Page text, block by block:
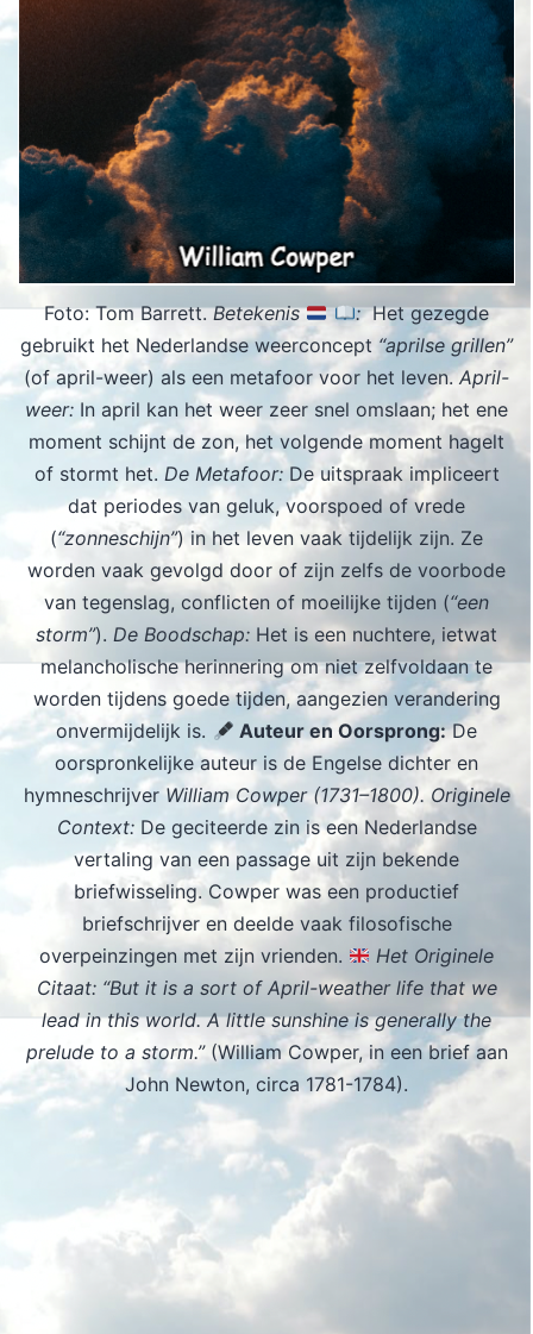
Foto: Tom Barrett.Betekenis :Het gezegde
gebruikt het Nederlandse weerconcept “aprilse grillen”
(of april-weer) als een metafoor voor het leven.April-
weer: In april kan het weer zeer snel omslaan; het ene
moment schijnt de zon, het volgende moment hagelt
of stormt het. De Metafoor:De uitspraak impliceert
dat periodes van geluk, voorspoed of vrede
(“zonneschijn”) in het leven vaak tijdelijk zijn. Ze
worden vaak gevolgd door of zijn zelfs de voorbode
van tegenslag, conflicten of moeilijke tijden (“een
storm”). De Boodschap: Het is een nuchtere, ietwat
melancholische herinnering om niet zelfvoldaan te
worden tijdens goede tijden, aangezien verandering
onvermijdelijk is.
Auteur en Oorsprong:De
oorspronkelijke auteur is de Engelse dichter en
hymneschrijver William Cowper (1731–1800). Originele
Context:De geciteerde zin is een Nederlandse
vertaling van een passage uit zijn bekende
briefwisseling. Cowper was een productief
briefschrijver en deelde vaak filosofische
overpeinzingen met zijn vrienden.
Het Originele
Citaat: “But it is a sort of April-weather life that we
lead in this world. A little sunshine is generally the
prelude to a storm.”(William Cowper, in een brief aan
John Newton, circa 1781-1784).